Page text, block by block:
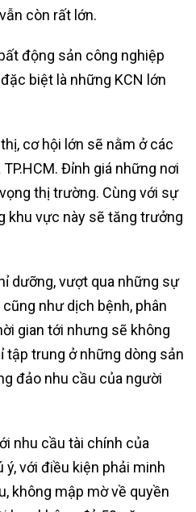
còn rất lớn.
động sản công nghiệp
biệt là những KCN lớn
cơ hội lớn sẽ nằm ở các
Đỉnh giá những nơi
thị trường. Cùng với sự
khu vực này sẽ tăng trưởng
dưỡng, vượt qua những sự
như dịch bệnh, phân
gian tới nhưng sẽ không
tập trung ở những dòng sản
đảo nhu cầu của người
nhu cầu tài chính của
với điều kiện phải minh
không mập mờ về quyền